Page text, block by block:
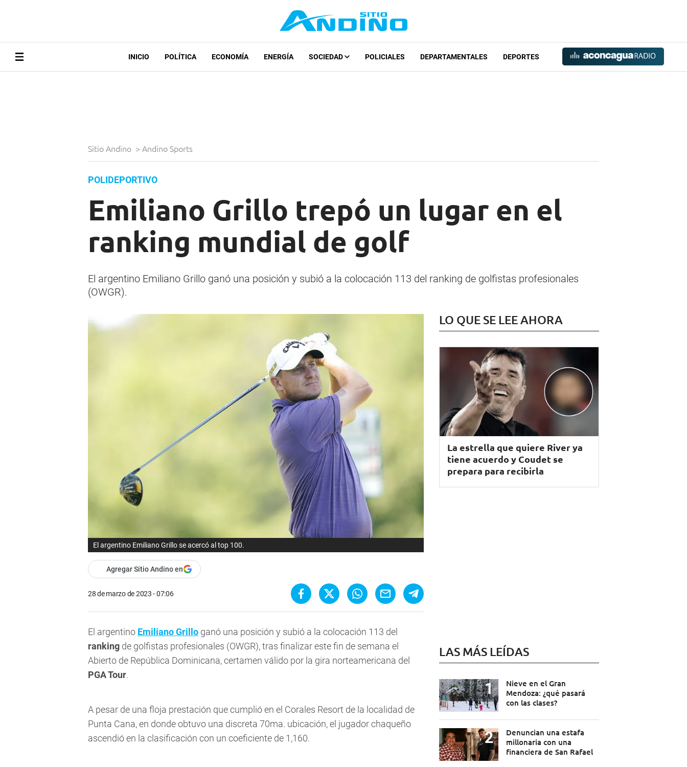
INICIO POLÍTICA ECONOMÍA ENERGÍA SOCIEDAD POLICIALES DEPARTAMENTALES DEPORTES
Sitio Andino > Andino Sports
POLIDEPORTIVO
Emiliano Grillo trepó un lugar en el
ranking mundial de golf
El argentino Emiliano Grillo ganó una posición y subió a la colocación 113 del ranking de golfistas profesionales
(OWGR).
El argentino Emiliano Grillo se acercó al top 100.
Agregar Sitio Andino en
28 de marzo de 2023 - 07:06
El argentino Emiliano Grillo ganó una posición y subió a la colocación 113 del
ranking de golfistas profesionales (OWGR), tras finalizar este fin de semana el
Abierto de República Dominicana, certamen válido por la gira norteamericana del
PGA Tour.
A pesar de una floja prestación que cumplió en el Corales Resort de la localidad de
Punta Cana, en donde obtuvo una discreta 70ma. ubicación, el jugador chaqueño
ascendió en la clasificación con un coeficiente de 1,160.
LO QUE SE LEE AHORA
La estrella que quiere River ya
tiene acuerdo y Coudet se
prepara para recibirla
LAS MÁS LEÍDAS
Nieve en el Gran
Mendoza: ¿qué pasará
con las clases?
Denuncian una estafa
millonaria con una
financiera de San Rafael